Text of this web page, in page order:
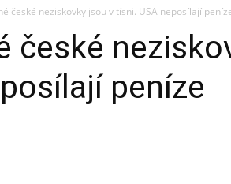
české neziskovky jsou v tísni. USA neposílají
české
peníze